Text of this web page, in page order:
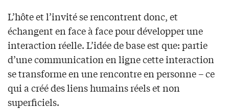
L’hôte et l’invité se rencontrent donc, et
échangent en face à face pour développer une
interaction réelle. L’idée de base est que: partie
d’une communication en ligne cette interaction
se transforme en une rencontre en personne – ce
qui a créé des liens humains réels et non
superficiels.